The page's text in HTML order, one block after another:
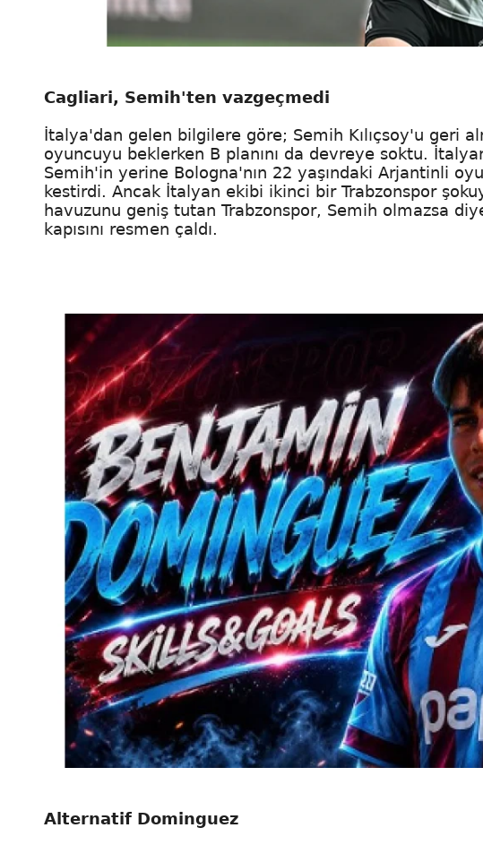
Cagliari, Semih'ten vazgeçmedi
İtalya'dan gelen bilgilere göre; Semih Kılıçsoy'u geri
oyuncuyu beklerken B planını da devreye soktu.
Semih'in yerine Bologna'nın 22 yaşındaki Arjantinli
kestirdi. Ancak İtalyan ekibi ikinci bir Trabzonspor
havuzunu geniş tutan Trabzonspor, Semih olmazsa
kapısını resmen çaldı.
Alternatif Dominguez